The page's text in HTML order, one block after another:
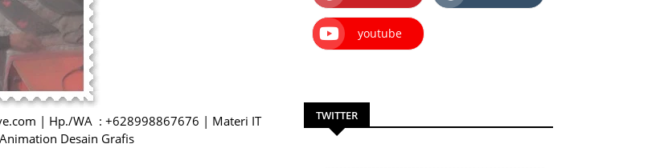
| Hp./WA : +628998867676 | Materi IT
Desain Grafis
youtube
TWITTER